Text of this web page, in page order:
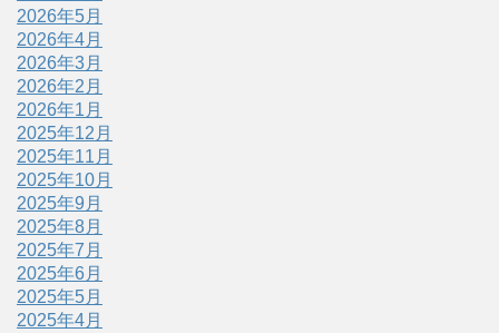
2026年5月
2026年4月
2026年3月
2026年2月
2026年1月
2025年12月
2025年11月
2025年10月
2025年9月
2025年8月
2025年7月
2025年6月
2025年5月
2025年4月